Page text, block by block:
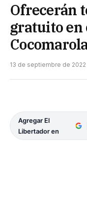
Ofrecerán
gratuito
13 de septiembre de 2022
Agregar El
Libertador en